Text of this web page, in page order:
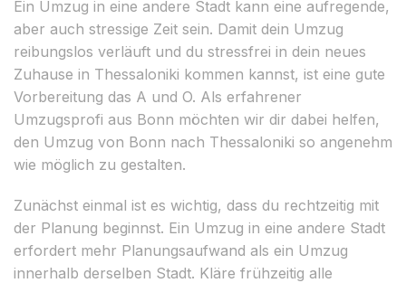
Ein Umzug in eine andere Stadt kann eine aufregende,
aber auch stressige Zeit sein. Damit dein Umzug
reibungslos verläuft und du stressfrei in dein neues
Zuhause in Thessaloniki kommen kannst, ist eine gute
Vorbereitung das A und O. Als erfahrener
Umzugsprofi aus Bonn möchten wir dir dabei helfen,
den Umzug von Bonn nach Thessaloniki so angenehm
wie möglich zu gestalten.
Zunächst einmal ist es wichtig, dass du rechtzeitig mit
der Planung beginnst. Ein Umzug in eine andere Stadt
erfordert mehr Planungsaufwand als ein Umzug
innerhalb derselben Stadt. Kläre frühzeitig alle